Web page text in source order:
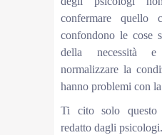
confermare quello
confondono le cose
della necessità
normalizzare la
hanno problemi con
Ti cito solo questo
redatto dagli